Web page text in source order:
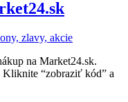
na Market24.sk.
“zobraziť kód” a